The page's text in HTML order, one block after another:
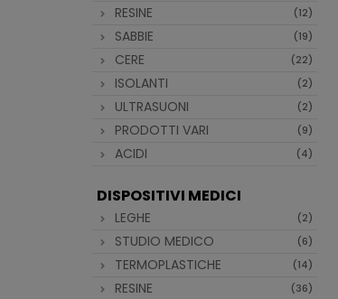
RESINE (12)
SABBIE (19)
CERE (22)
ISOLANTI (2)
ULTRASUONI (2)
PRODOTTI VARI (9)
ACIDI (4)
DISPOSITIVI MEDICI
LEGHE (2)
STUDIO MEDICO (6)
TERMOPLASTICHE (14)
RESINE (36)